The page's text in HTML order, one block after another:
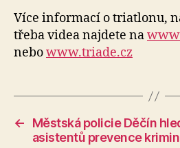
Více informací o triatlonu,
třeba videa najdete na
nebowww.triade.cz
←
Městská policie Děčín
asistentů prevence